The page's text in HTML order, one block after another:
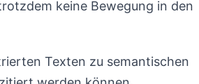
keine Bewegung in den
Texten zu semantischen